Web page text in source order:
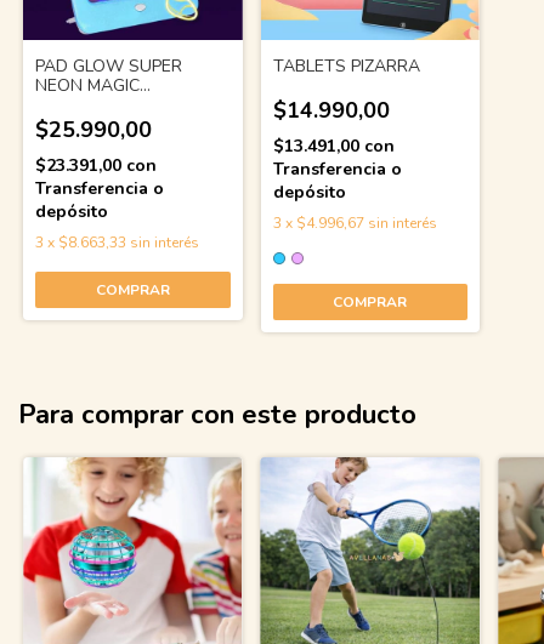
PAD GLOW SUPER
NEON MAGIC
$25.990,00
$23.391,00 con
Transferencia o
depósito
3 x $8.663,33 sin interés
COMPRAR
TABLETS PIZARRA
$14.990,00
$13.491,00 con
Transferencia o
depósito
3 x $4.996,67 sin interés
COMPRAR
Para comprar con este producto